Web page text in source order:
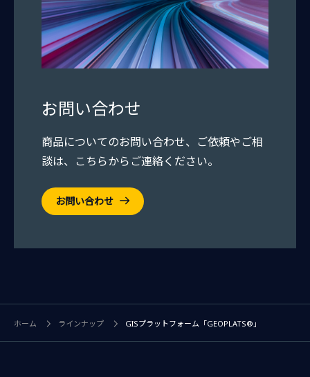
お問い合わせ
商品についてのお問い合わせ、ご依頼やご相
談は、こちらからご連絡ください。
お問い合わせ
ホーム ラインナップ GISプラットフォーム「GEOPLATS®」